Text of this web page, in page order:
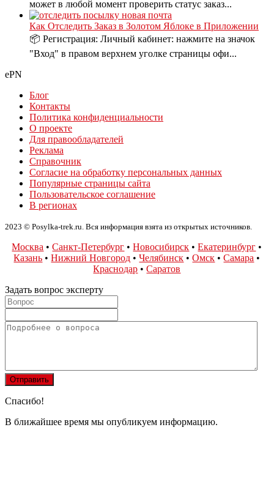
может в любой момент проверить статус заказ...
Как Отследить Заказ в Золотом Яблоке в Приложении
📦 Регистрация: Личный кабинет: нажмите на значок
"Вход" в правом верхнем уголке страницы офи...
ePN
Блог
Контакты
Политика конфиденциальности
О проекте
Для правообладателей
Реклама
Справочник
Согласие на обработку персональных данных
Популярные страницы сайта
Пользовательское соглашение
В регионах
2023 © Posylka-trek.ru. Вся информация взята из открытых источников.
Москва •Санкт-Петербург •Новосибирск •Екатеринбург •
Казань •Нижний Новгород •Челябинск •Омск •Самара •
Краснодар •Саратов
Задать вопрос эксперту
Спасибо!
В ближайшее время мы опубликуем информацию.